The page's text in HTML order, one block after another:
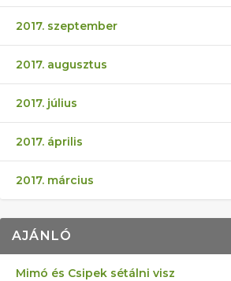
2017. szeptember
2017. augusztus
2017. július
2017. április
2017. március
AJÁNLÓ
Mimó és Csipek sétálni visz